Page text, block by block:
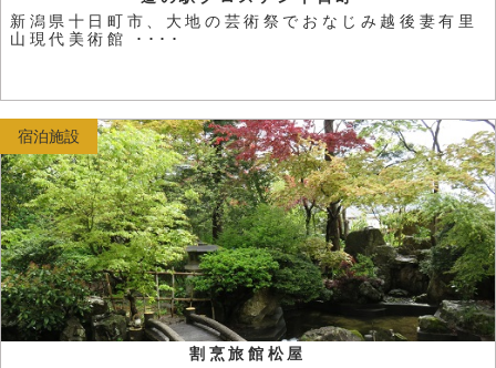
新潟県十日町市、大地の芸術祭でおなじみ越後妻有里
山現代美術館 ････
割烹旅館松屋
宿泊施設